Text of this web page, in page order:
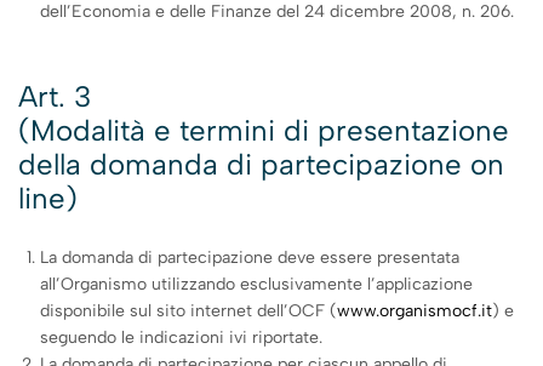
dell’Economia e delle Finanze del 24 dicembre 2008, n. 206.
Art. 3
(Modalità e termini di presentazione
della domanda di partecipazione on
line)
La domanda di partecipazione deve essere presentata
all’Organismo utilizzando esclusivamente l’applicazione
disponibile sul sito internet dell’OCF (www.organismocf.it) e
seguendo le indicazioni ivi riportate.